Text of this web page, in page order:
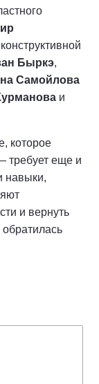
Быркэ,
Самойлова
и
которое
требует еще и
навыки,
и вернуть